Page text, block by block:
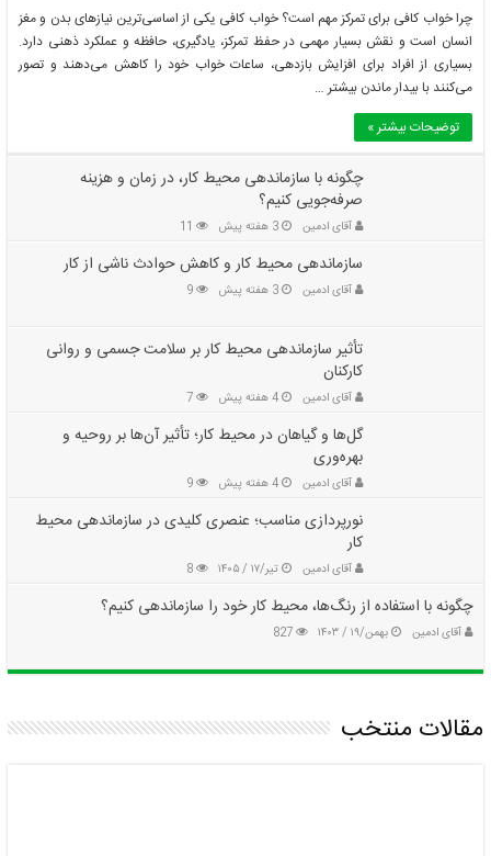
چرا خواب کافی برای تمرکز مهم است؟ خواب کافی یکی از اساسی‌ترین نیازهای بدن و مغز
انسان است و نقش بسیار مهمی در حفظ تمرکز، یادگیری، حافظه و عملکرد ذهنی دارد.
بسیاری از افراد برای افزایش بازدهی، ساعات خواب خود را کاهش می‌دهند و تصور
می‌کنند با بیدار ماندن بیشتر …
توضیحات بیشتر »
چگونه با سازماندهی محیط کار، در زمان و هزینه
صرفه‌جویی کنیم؟
آقای ادمین 3 هفته پیش 11
سازماندهی محیط کار و کاهش حوادث ناشی از کار
آقای ادمین 3 هفته پیش 9
تأثیر سازماندهی محیط کار بر سلامت جسمی و روانی
کارکنان
آقای ادمین 4 هفته پیش 7
گل‌ها و گیاهان در محیط کار؛ تأثیر آن‌ها بر روحیه و
بهره‌وری
آقای ادمین 4 هفته پیش 9
نورپردازی مناسب؛ عنصری کلیدی در سازماندهی محیط
کار
آقای ادمین تیر/۱۷ / ۱۴۰۵ 8
چگونه با استفاده از رنگ‌ها، محیط کار خود را سازماندهی کنیم؟
آقای ادمین بهمن/۱۹ / ۱۴۰۳ 827
مقالات منتخب